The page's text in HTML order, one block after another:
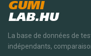
GUMI
LAB.HU
La base de données de
indépendants,